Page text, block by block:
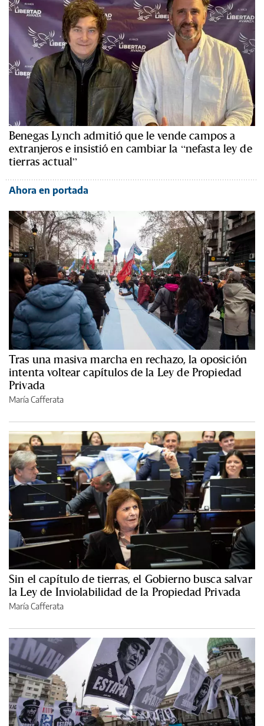
Benegas Lynch admitió que le vende campos a
extranjeros e insistió en cambiar la “nefasta ley de
tierras actual”
Ahora en portada
Tras una masiva marcha en rechazo, la oposición
intenta voltear capítulos de la Ley de Propiedad
Privada
María Cafferata
Sin el capítulo de tierras, el Gobierno busca salvar
la Ley de Inviolabilidad de la Propiedad Privada
María Cafferata